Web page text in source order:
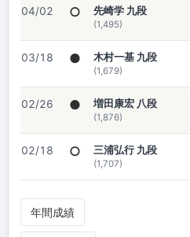
04/02 ○ 先崎学 九段
(1,495)
03/18 ● 木村一基 九段
(1,679)
02/26 ● 増田康宏 八段
(1,876)
02/18 ○ 三浦弘行 九段
(1,707)
年間成績